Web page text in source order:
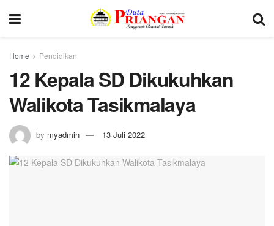
Home Pendidikan
12 Kepala SD Dikukuhkan
Walikota Tasikmalaya
by myadmin 13 Juli 2022